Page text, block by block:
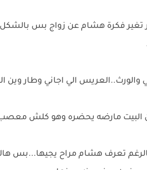
تغير فكرة هشام عن زواج بس
الي اجاني وطار وين
البيت مارضه يحضره وهو كلش
تعرف هشام مراح يجيها...بس